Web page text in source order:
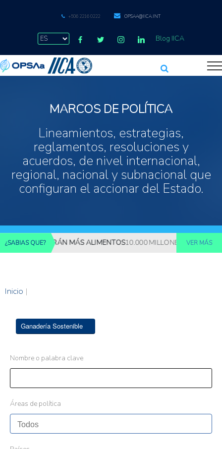
+506 2216 0222 OPSAA@IICA.INT
Blog IICA
MARCOS DE POLÍTICA
Lineamientos, estrategias,
reglamentos, resoluciones y
acuerdos, de nivel internacional,
regional, nacional y subnacional que
configuran el accionar del Estado.
¿SABIAS QUE?
REQUERIRÁN MÁS ALIMENTOS10.000 MILLONES DE PERSONAS
VER MÁS
Inicio |
Ganadería Sostenible
Nombre o palabra clave
Áreas de política